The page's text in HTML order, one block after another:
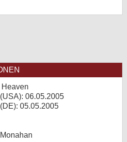
06.05.2005
DE): 05.05.2005